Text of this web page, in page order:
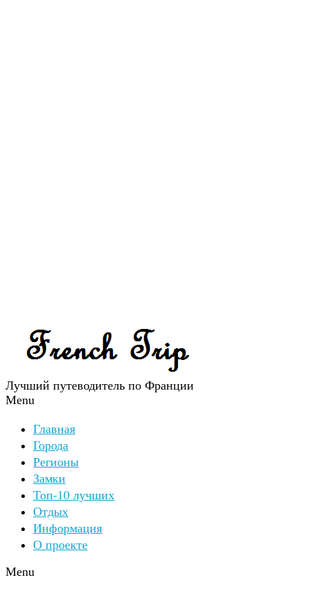
Лучший путеводитель по Франции
Menu
Главная
Города
Регионы
Замки
Топ-10 лучших
Отдых
Информация
О проекте
Menu